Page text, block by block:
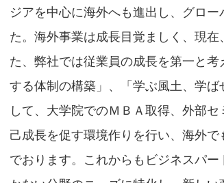
ジアを中心に海外へも進出し、グロ
た。海外事業は成長目覚ましく、現
た、弊社では従業員の成長を第一と
する体制の構築」、「学ぶ風土、学
して、大学院でのＭＢＡ取得、外部
己成長を促す環境作りを行い、海外
でおります。これからもビジネスパ